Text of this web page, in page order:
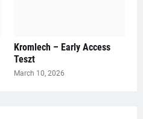
Kromlech – Early Access
Teszt
March 10, 2026